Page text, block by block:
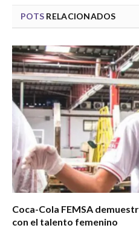
POTS RELACIONADOS
Coca-Cola FEMSA
con el talento femenino